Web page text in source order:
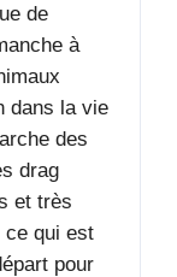
de
à
dans la vie
des
drag
et très
ce qui est
pour